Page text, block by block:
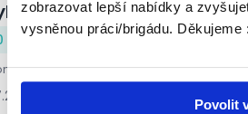
zobrazovat lepší nabídky a
vysněnou práci/brigádu. Děkujeme
Povolit
- 250 Kč/ hod.
Group s.r.o. • Ostrava